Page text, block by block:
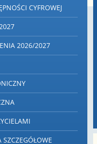
CYFROWEJ
2026/2027